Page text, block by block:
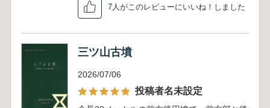
7人がこのレビューにいいね！しました
三ツ山古墳
2026/07/06
投稿者名未設定